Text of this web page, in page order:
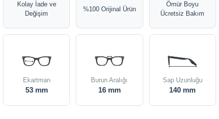
Kolay İade ve
Değişim
%100 Orijinal Ürün
Ömür Boyu
Ücretsiz Bakım
Ekartman
53 mm
Burun Aralığı
16 mm
Sap Uzunluğu
140 mm